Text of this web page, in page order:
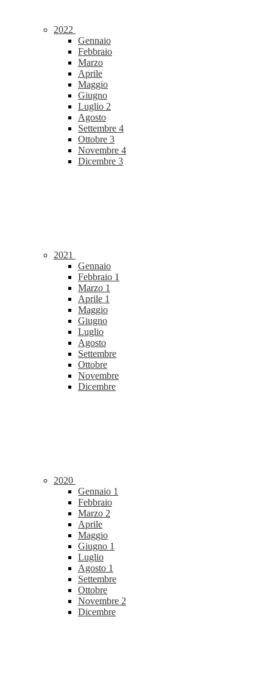
2022
Gennaio
Febbraio
Marzo
Aprile
Maggio
Giugno
Luglio 2
Agosto
Settembre 4
Ottobre 3
Novembre 4
Dicembre 3
2021
Gennaio
Febbraio 1
Marzo 1
Aprile 1
Maggio
Giugno
Luglio
Agosto
Settembre
Ottobre
Novembre
Dicembre
2020
Gennaio 1
Febbraio
Marzo 2
Aprile
Maggio
Giugno 1
Luglio
Agosto 1
Settembre
Ottobre
Novembre 2
Dicembre